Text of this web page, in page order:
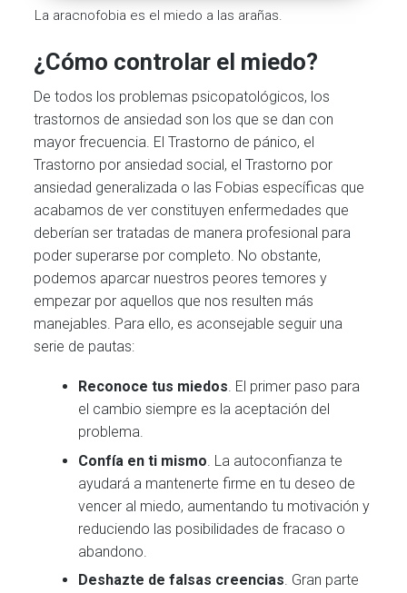
La aracnofobia es el miedo a las arañas.
¿Cómo controlar el miedo?
De todos los problemas psicopatológicos, los
trastornos de ansiedad son los que se dan con
mayor frecuencia. El Trastorno de pánico, el
Trastorno por ansiedad social, el Trastorno por
ansiedad generalizada o las Fobias específicas que
acabamos de ver constituyen enfermedades que
deberían ser tratadas de manera profesional para
poder superarse por completo. No obstante,
podemos aparcar nuestros peores temores y
empezar por aquellos que nos resulten más
manejables. Para ello, es aconsejable seguir una
serie de pautas:
Reconoce tus miedos. El primer paso para
el cambio siempre es la aceptación del
problema.
Confía en ti mismo . La autoconfianza te
ayudará a mantenerte firme en tu deseo de
vencer al miedo, aumentando tu motivación y
reduciendo las posibilidades de fracaso o
abandono.
Deshazte de falsas creencias. Gran parte